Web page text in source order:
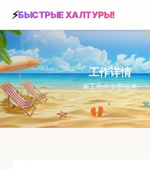
БЫСТРЫЕ ХАЛТУРЫ!
工作详情
本工作的全部信息